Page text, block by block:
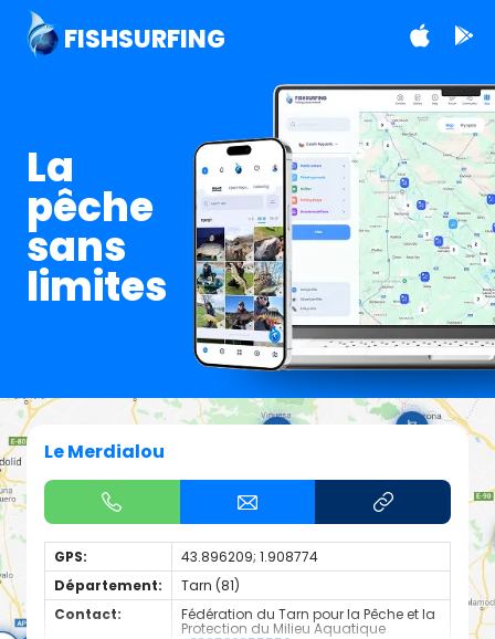
FISHSURFING
La
pêche
sans
limites
Le Merdialou
GPS:
43.896209; 1.908774
Département:
Tarn (81)
Contact:
Fédération du Tarn pour la Pêche et la
Protection du Milieu Aquatique